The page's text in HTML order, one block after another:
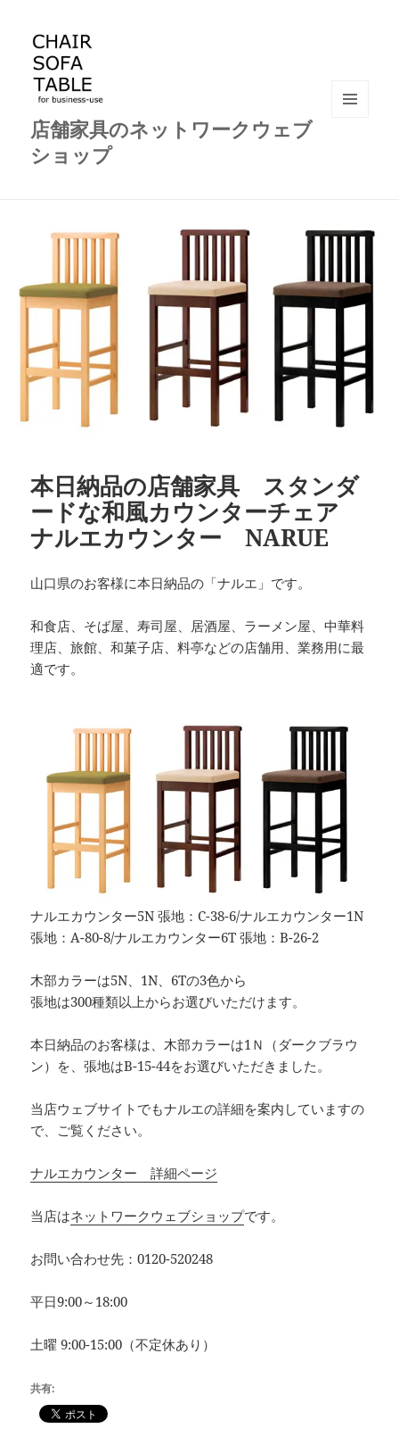
店舗家具のネットワークウェブ
ショップ
本日納品の店舗家具 スタンダ
ードな和風カウンターチェア
ナルエカウンター NARUE
山口県のお客様に本日納品の「ナルエ」です。
和食店、そば屋、寿司屋、居酒屋、ラーメン屋、中華料
理店、旅館、和菓子店、料亭などの店舗用、業務用に最
適です。
ナルエカウンター5N 張地：C-38-6/ナルエカウンター1N
張地：A-80-8/ナルエカウンター6T 張地：B-26-2
木部カラーは5N、1N、6Tの3色から
張地は300種類以上からお選びいただけます。
本日納品のお客様は、木部カラーは1Ｎ（ダークブラウ
ン）を、張地はB-15-44をお選びいただきました。
当店ウェブサイトでもナルエの詳細を案内していますの
で、ご覧ください。
ナルエカウンター 詳細ページ
当店はネットワークウェブショップです。
お問い合わせ先：0120-520248
平日9:00～18:00
土曜 9:00-15:00（不定休あり）
共有: